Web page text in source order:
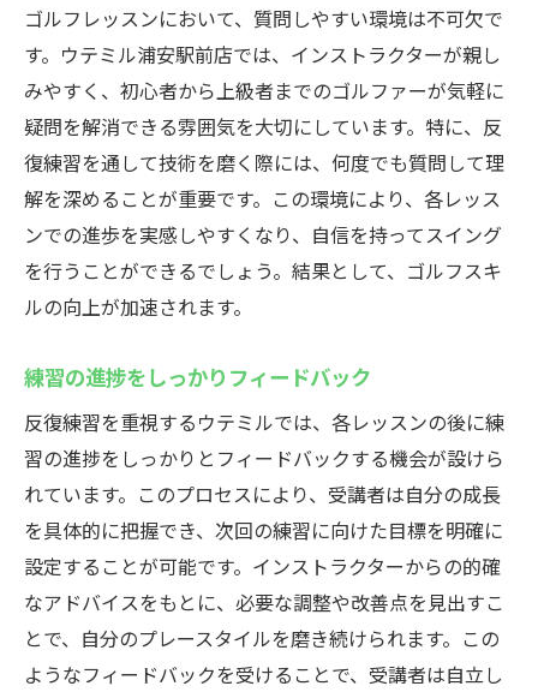
ゴルフレッスンにおいて、質問しやすい環境は不可欠で
す。ウテミル浦安駅前店では、インストラクターが親し
みやすく、初心者から上級者までのゴルファーが気軽に
疑問を解消できる雰囲気を大切にしています。特に、反
復練習を通して技術を磨く際には、何度でも質問して理
解を深めることが重要です。この環境により、各レッス
ンでの進歩を実感しやすくなり、自信を持ってスイング
を行うことができるでしょう。結果として、ゴルフスキ
ルの向上が加速されます。
練習の進捗をしっかりフィードバック
反復練習を重視するウテミルでは、各レッスンの後に練
習の進捗をしっかりとフィードバックする機会が設けら
れています。このプロセスにより、受講者は自分の成長
を具体的に把握でき、次回の練習に向けた目標を明確に
設定することが可能です。インストラクターからの的確
なアドバイスをもとに、必要な調整や改善点を見出すこ
とで、自分のプレースタイルを磨き続けられます。この
ようなフィードバックを受けることで、受講者は自立し